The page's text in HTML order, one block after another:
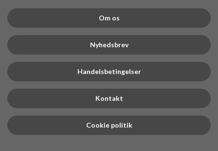
Om os
Nyhedsbrev
Handelsbetingelser
Kontakt
Cookie politik